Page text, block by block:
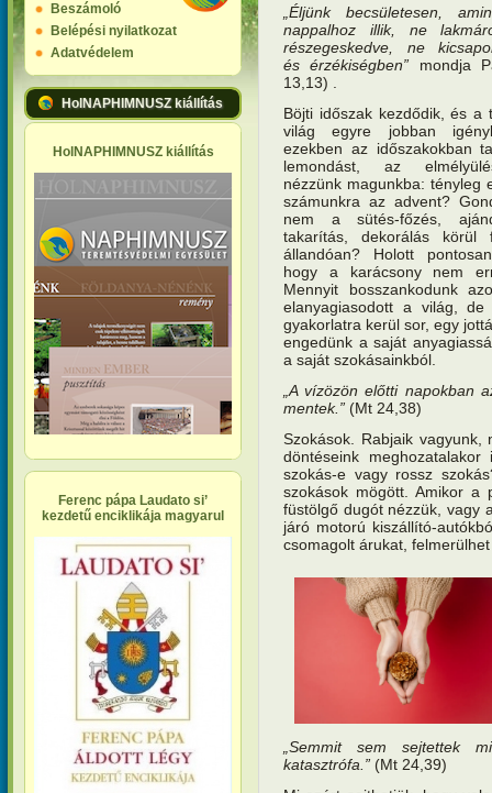
Beszámoló
Belépési nyilatkozat
Adatvédelem
HolNAPHIMNUSZ kiállítás
HolNAPHIMNUSZ kiállítás
Ferenc pápa Laudato si’
kezdetű enciklikája magyarul
„Éljünk becsületesen,
nappalhoz illik, ne
részegeskedve, ne
és érzékiségben” mondja
13,13) .
Böjti időszak kezdődik, és a
világ egyre jobban
ezekben az időszakokban
lemondást, az
nézzünk magunkba: tényleg
számunkra az advent?
nem a sütés-főzés,
takarítás, dekorálás körül
állandóan? Holott
hogy a karácsony nem
Mennyit bosszankodunk
elanyagiasodott a világ,
gyakorlatra kerül sor, egy
engedünk a saját
a saját szokásainkból.
„A vízözön előtti napokban
mentek.” (Mt 24,38)
Szokások. Rabjaik
döntéseink
szokás-e vagy rossz
szokások mögött. Amikor a
füstölgő dugót nézzük, vagy
járó motorú kiszállító-
csomagolt árukat,
„Semmit sem sejtettek
katasztrófa.” (Mt 24,39)